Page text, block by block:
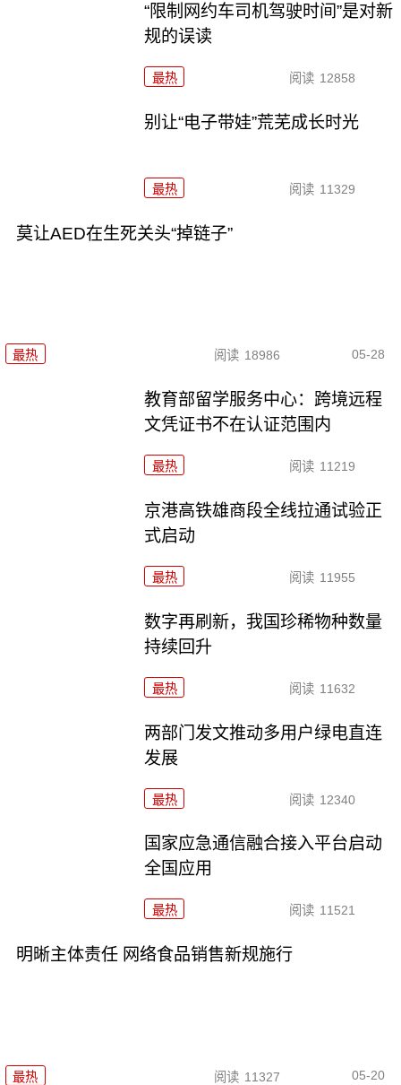
“限制网约车司机驾驶时间”是对新
规的误读
最热 阅读 12858
别让“电子带娃”荒芜成长时光
最热 阅读 11329
莫让AED在生死关头“掉链子”
最热 阅读 18986 05-28
教育部留学服务中心：跨境远程
文凭证书不在认证范围内
最热 阅读 11219
京港高铁雄商段全线拉通试验正
式启动
最热 阅读 11955
数字再刷新，我国珍稀物种数量
持续回升
最热 阅读 11632
两部门发文推动多用户绿电直连
发展
最热 阅读 12340
国家应急通信融合接入平台启动
全国应用
最热 阅读 11521
明晰主体责任 网络食品销售新规施行
最热 阅读 11327 05-20